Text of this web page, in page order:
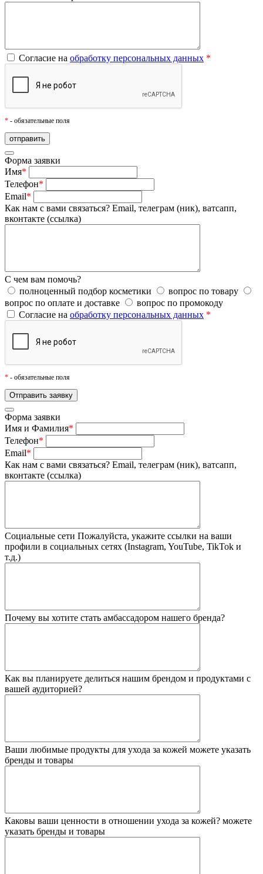
Согласие на обработку персональных данных *
* - обязательные поля
Форма заявки
Имя*
Телефон*
Email*
Как нам с вами связаться? Email, телеграм (ник), ватсапп,
вконтакте (ссылка)
С чем вам помочь?
полноценный подбор косметики
вопрос по товару
вопрос по оплате и доставке
вопрос по промокоду
Согласие на обработку персональных данных *
* - обязательные поля
Форма заявки
Имя и Фамилия*
Телефон*
Email*
Как нам с вами связаться? Email, телеграм (ник), ватсапп,
вконтакте (ссылка)
Социальные сети Пожалуйста, укажите ссылки на ваши
профили в социальных сетях (Instagram, YouTube, TikTok и
т.д.)
Почему вы хотите стать амбассадором нашего бренда?
Как вы планируете делиться нашим брендом и продуктами с
вашей аудиторией?
Ваши любимые продукты для ухода за кожей можете указать
бренды и товары
Каковы ваши ценности в отношении ухода за кожей? можете
указать бренды и товары